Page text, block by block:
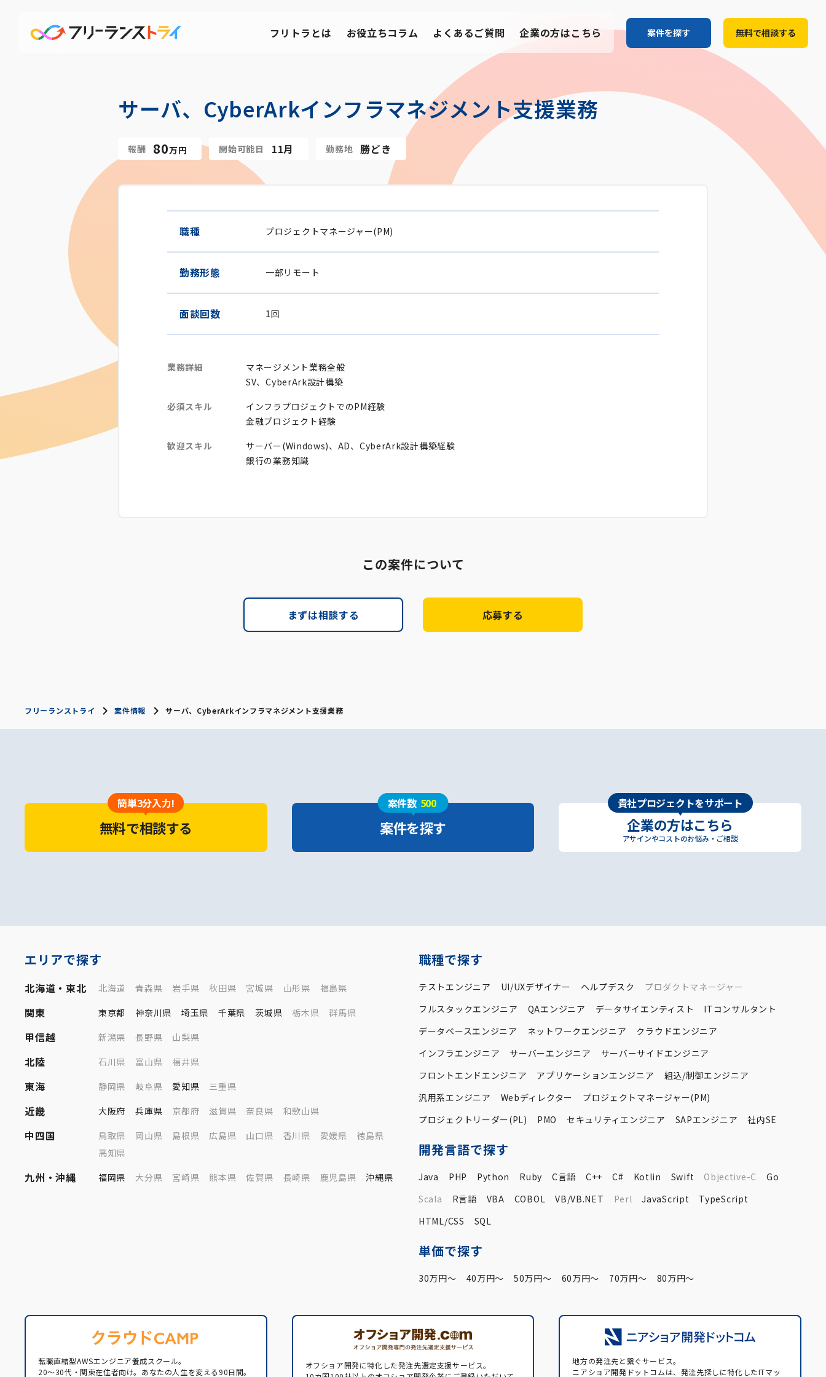
フリトラとは お役立ちコラム よくあるご質問 企業の方はこちら 案件を探す 無料で相談する
サーバ、CyberArkインフラマネジメント支援業務
報酬 80万円 開始可能日 11月 勤務地 勝どき
職種 プロジェクトマネージャー(PM)
勤務形態 一部リモート
面談回数 1回
業務詳細
マネージメント業務全般
SV、CyberArk設計構築
必須スキル
インフラプロジェクトでのPM経験
金融プロジェクト経験
歓迎スキル
サーバー(Windows)、AD、CyberArk設計構築経験
銀行の業務知識
この案件について
まずは相談する 応募する
フリーランストライ 案件情報 サーバ、CyberArkインフラマネジメント支援業務
簡単3分入力!
無料で相談する
案件数 500
案件を探す
貴社プロジェクトをサポート
企業の方はこちら
アサインやコストのお悩み・ご相談
エリアで探す
北海道・東北 北海道 青森県 岩手県 秋田県 宮城県 山形県 福島県
関東 東京都 神奈川県 埼玉県 千葉県 茨城県 栃木県 群馬県
甲信越 新潟県 長野県 山梨県
北陸 石川県 富山県 福井県
東海 静岡県 岐阜県 愛知県 三重県
近畿 大阪府 兵庫県 京都府 滋賀県 奈良県 和歌山県
中四国 鳥取県 岡山県 島根県 広島県 山口県 香川県 愛媛県
徳島県
高知県
九州・沖縄 福岡県 大分県 宮崎県 熊本県 佐賀県 長崎県 鹿児島県 沖縄県
職種で探す
テストエンジニア UI/UXデザイナー ヘルプデスク
プロダクトマネージャー
フルスタックエンジニア
QAエンジニア データサイエンティスト
ITコンサルタント
データベースエンジニア
ネットワークエンジニア
クラウドエンジニア
インフラエンジニア
サーバーエンジニア
サーバーサイドエンジニア
フロントエンドエンジニア
アプリケーションエンジニア
組込/制御エンジニア
汎用系エンジニア
Webディレクター
プロジェクトマネージャー(PM)
プロジェクトリーダー(PL)
PMO セキュリティエンジニア SAPエンジニア 社内SE
開発言語で探す
Java PHP Python Ruby C言語 C++ C# Kotlin Swift Objective-C
Go
Scala
R言語 VBA COBOL VB/VB.NET Perl JavaScript
TypeScript
HTML/CSS
SQL
単価で探す
30万円〜 40万円〜 50万円〜 60万円〜 70万円〜 80万円〜
転職直結型AWSエンジニア養成スクール。
20〜30代・関東在住者向け。あなたの人生を変える90日間。
オフショア開発に特化した発注先選定支援サービス。
地方の発注先と繋ぐサービス。
ニアショア開発ドットコムは、発注先探しに特化したITマッ